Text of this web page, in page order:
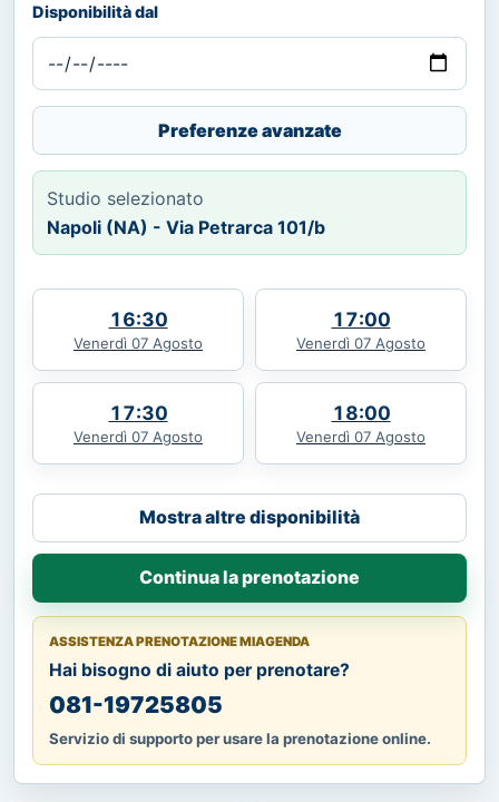
Disponibilità dal
Preferenze avanzate
Studio selezionato
Napoli (NA) - Via Petrarca 101/b
16:30
Venerdì 07 Agosto
17:00
Venerdì 07 Agosto
17:30
Venerdì 07 Agosto
18:00
Venerdì 07 Agosto
Mostra altre disponibilità
Continua la prenotazione
ASSISTENZA PRENOTAZIONE MIAGENDA
Hai bisogno di aiuto per prenotare?
081-19725805
Servizio di supporto per usare la prenotazione online.